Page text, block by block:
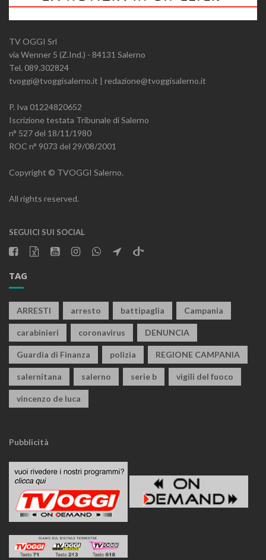
TV OGGI Srl
via Wenner 5 (Z.Ind.) - 84131 Salerno
Tel. 089.302824
tvoggi@tvoggisalerno.it | redazione@tvoggisalerno.it
P. Iva 01224820652
Iscrizione testata Tribunale di Salerno
n° 527 del 18/11/1980
ROC n° 9073 del 29/08/2001
Copyright © TVOGGI Salerno.
All rights reserved.
SEGUICI SUI SOCIAL
TAG
ARRESTI arresto battipaglia Campania
carabinieri coronavirus DENUNCIA
Guardia di Finanza polizia REGIONE CAMPANIA
salernitana salerno serie b vigili del fuoco
vincenzo de luca
Pubblicità